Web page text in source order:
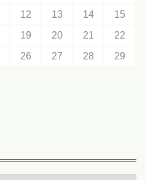
12 13 14
15
19 20 21
22
26 27 28
29